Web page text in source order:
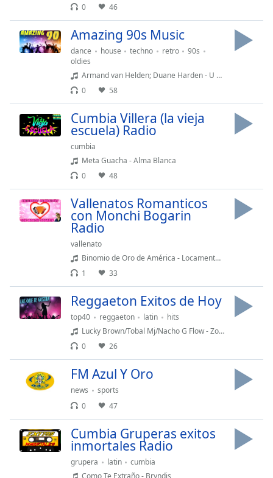
Background
Color
Font
Font
Modal
Dialog
0
46
Amazing 90s Music
dance house techno retro
90s
oldies
Armand van Helden; Duane Harden - U Don't Know Me (feat. Duane Harden)
0
58
Cumbia Villera (la vieja
escuela) Radio
cumbia
Meta Guacha - Alma Blanca
0
48
Vallenatos Romanticos
con Monchi Bogarin
Radio
vallenato
Binomio de Oro de América - Locamente Enamorado
1
33
Reggaeton Exitos de Hoy
top40 reggaeton latin
hits
Lucky Brown/Tobal Mj/Nacho G Flow - Zona
0
26
FM Azul Y Oro
news
sports
0
47
Cumbia Gruperas exitos
inmortales Radio
grupera latin
cumbia
Como Te Extraño - Bryndis